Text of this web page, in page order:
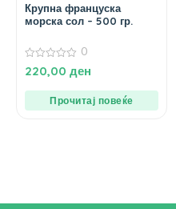
Крупна француска
морска сол – 500 гр.
0
од
0
220,00 ден
Прочитај повеќе